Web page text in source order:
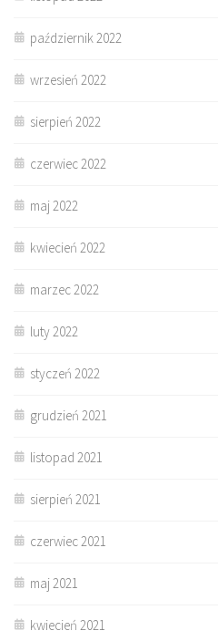
październik 2022
wrzesień 2022
sierpień 2022
czerwiec 2022
maj 2022
kwiecień 2022
marzec 2022
luty 2022
styczeń 2022
grudzień 2021
listopad 2021
sierpień 2021
czerwiec 2021
maj 2021
kwiecień 2021